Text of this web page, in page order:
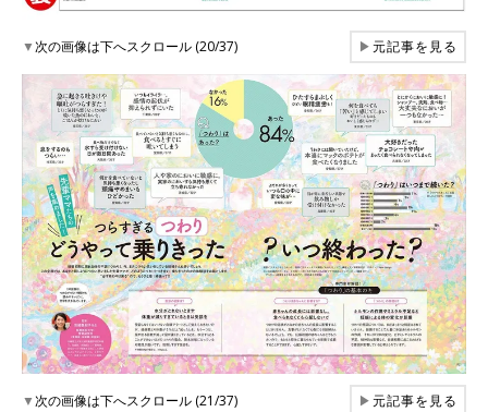
▼次の画像は下へスクロール (20/37) ▶元記事を見る
▼次の画像は下へスクロール (21/37) ▶元記事を見る